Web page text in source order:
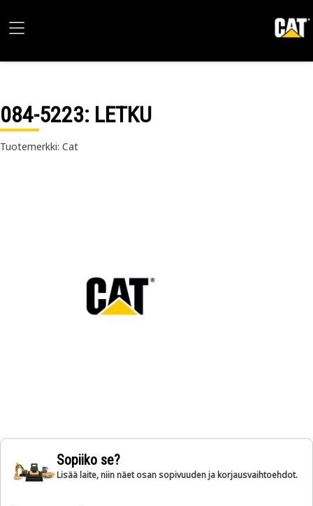
084-5223: LETKU
Tuotemerkki: Cat
Sopiiko se?
Lisää laite, niin näet osan sopivuuden ja korjausvaihtoehdot.